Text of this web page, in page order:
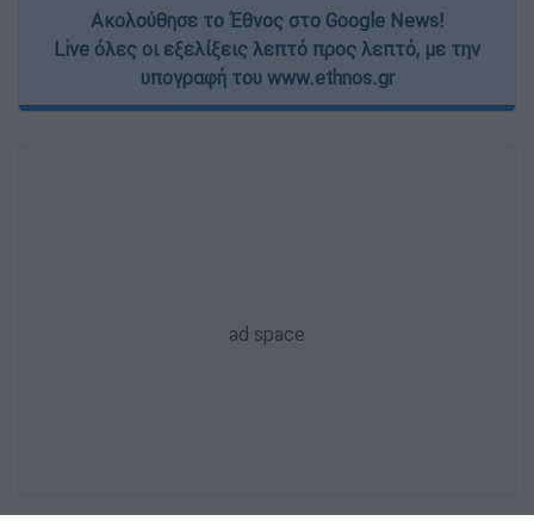
Ακολούθησε το Έθνος στο Google News!
Live όλες οι εξελίξεις λεπτό προς λεπτό, με την
υπογραφή του www.ethnos.gr